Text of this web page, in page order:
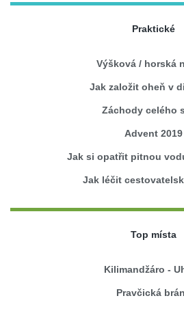
Praktické
Výšková / horská
Jak založit oheň v
Záchody celého
Advent 2019
Jak si opatřit pitnou
Jak léčit
Top místa
Kilimandžáro -
Pravčická